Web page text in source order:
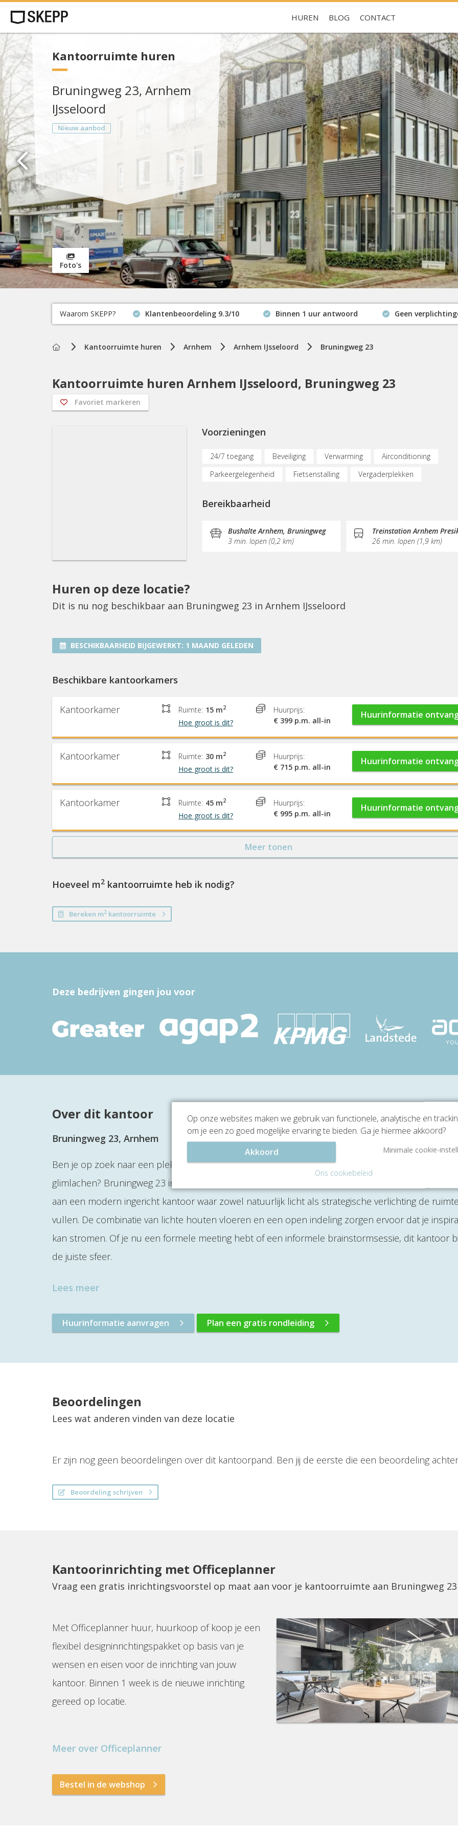
HUREN BLOG CONTACT
Je hebt nog geen favorieten
Kantoorruimte huren
Bruningweg 23, Arnhem
IJsseloord
Nieuw aanbod
Foto's
Waarom SKEPP? Klantenbeoordeling 9.3/10 Binnen 1 uur antwoord
Geen
Home
Kantoorruimte huren Arnhem Arnhem IJsseloord Bruningweg 23
Kantoorruimte huren Arnhem IJsseloord, Bruningweg 23
Favoriet markeren
Voorzieningen
24/7 toegang Beveiliging Verwarming
Airconditioning
Parkeergelegenheid
Fietsenstalling
Vergaderplekken
Bereikbaarheid
Bushalte Arnhem, Bruningweg
3 min. lopen (0,2 km)
Treinstation Arnhem
26 min. lopen (1,9 km)
Huren op deze locatie?
Dit is nu nog beschikbaar aan Bruningweg 23 in Arnhem IJsseloord
BESCHIKBAARHEID BIJGEWERKT: 1 MAAND GELEDEN
Beschikbare kantoorkamers
Kantoorkamer Ruimte: 15 m2
Hoe groot is dit?
Huurprijs:
€ 399 p.m. all-in
Huurinformatie
Kantoorkamer Ruimte: 30 m2
Hoe groot is dit?
Huurprijs:
€ 715 p.m. all-in
Huurinformatie
Kantoorkamer Ruimte: 45 m2
Hoe groot is dit?
Huurprijs:
€ 995 p.m. all-in
Huurinformatie
Meer tonen
Hoeveel m2 kantoorruimte heb ik nodig?
Bereken m2 kantoorruimte
Deze bedrijven gingen jou voor
Over dit kantoor
Bruningweg 23, Arnhem
Ben je op zoek naar een plek om kantoorruimte te huren die niet alleen functioneel is, maar je
glimlachen? Bruningweg 23 in Arnhem biedt een verfijnde werkomgeving zonder te overdrijven.
aan een modern ingericht kantoor waar zowel natuurlijk licht als strategische verlichting de ruimte
vullen. De combinatie van lichte houten vloeren en een open indeling zorgen ervoor dat je
kan stromen. Of je nu een formele meeting hebt of een informele brainstormsessie, dit kantoor
de juiste sfeer.
Lees meer
Huurinformatie aanvragen Plan een gratis rondleiding
Beoordelingen
Lees wat anderen vinden van deze locatie
Er zijn nog geen beoordelingen over dit kantoorpand. Ben jij de eerste die een beoordeling
Beoordeling schrijven
Kantoorinrichting met Officeplanner
Vraag een gratis inrichtingsvoorstel op maat aan voor je kantoorruimte aan Bruningweg 23
Met Officeplanner huur, huurkoop of koop je een
flexibel designinrichtingspakket op basis van je
wensen en eisen voor de inrichting van jouw
kantoor. Binnen 1 week is de nieuwe inrichting
gereed op locatie.
Meer over Officeplanner
Bestel in de webshop
Op onze websites maken we gebruik van functionele, analytische en
om je een zo goed mogelijke ervaring te bieden. Ga je hiermee akkoord?
Akkoord
Minimale cookie-
Ons cookiebeleid